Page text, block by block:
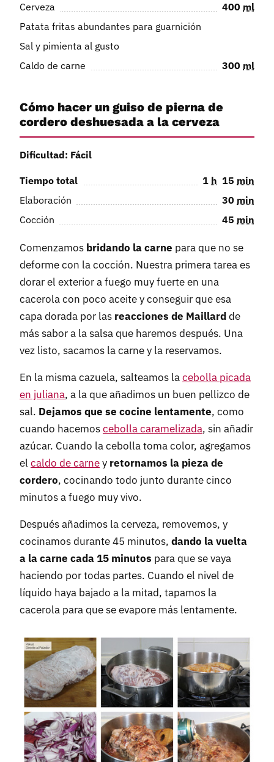
Cerveza
400 ml
Patata fritas abundantes para guarnición
Sal y pimienta al gusto
Caldo de carne
300 ml
Cómo hacer un guiso de pierna de
cordero deshuesada a la cerveza
Dificultad: Fácil
Tiempo total 1 h 15 min
Elaboración
30 min
Cocción
45 min
Comenzamos bridando la carne para que no se
deforme con la cocción. Nuestra primera tarea es
dorar el exterior a fuego muy fuerte en una
cacerola con poco aceite y conseguir que esa
capa dorada por las reacciones de Maillardde
más sabor a la salsa que haremos después. Una
vez listo, sacamos la carne y la reservamos.
En la misma cazuela, salteamos lacebolla picada
en juliana, a la que añadimos un buen pellizco de
sal. Dejamos que se cocine lentamente, como
cuando hacemoscebolla caramelizada, sin añadir
azúcar. Cuando la cebolla toma color, agregamos
el caldo de carney retornamos la pieza de
cordero, cocinando todo junto durante cinco
minutos a fuego muy vivo.
Después añadimos la cerveza, removemos, y
cocinamos durante 45 minutos, dando la vuelta
a la carne cada 15 minutos para que se vaya
haciendo por todas partes. Cuando el nivel de
líquido haya bajado a la mitad, tapamos la
cacerola para que se evapore más lentamente.